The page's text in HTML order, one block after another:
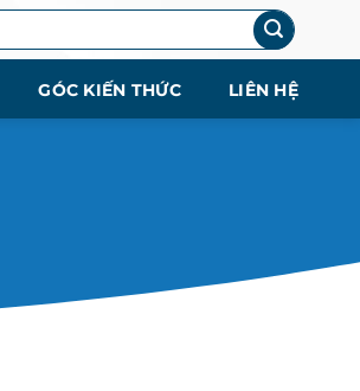
GÓC KIẾN THỨC LIÊN HỆ